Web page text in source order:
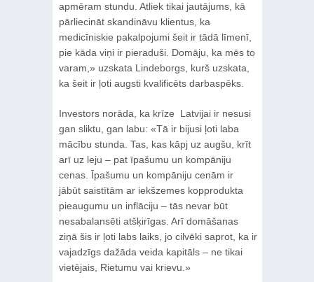
apmēram stundu. Atliek tikai jautājums, kā
pārliecināt skandināvu klientus, ka
medicīniskie pakalpojumi šeit ir tādā līmenī,
pie kāda viņi ir pieraduši. Domāju, ka mēs to
varam,» uzskata Lindeborgs, kurš uzskata,
ka šeit ir ļoti augsti kvalificēts darbaspēks.
Investors norāda, ka krīze Latvijai ir nesusi
gan sliktu, gan labu: «Tā ir bijusi ļoti laba
mācību stunda. Tas, kas kāpj uz augšu, krīt
arī uz leju – pat īpašumu un kompāniju
cenas. Īpašumu un kompāniju cenām ir
jābūt saistītām ar iekšzemes kopprodukta
pieaugumu un inflāciju – tās nevar būt
nesabalansēti atšķirīgas. Arī domāšanas
ziņā šis ir ļoti labs laiks, jo cilvēki saprot, ka ir
vajadzīgs dažāda veida kapitāls – ne tikai
vietējais, Rietumu vai krievu.»